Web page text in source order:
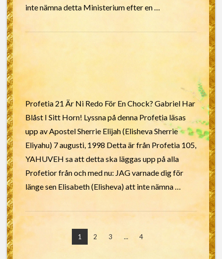
inte nämna detta Ministerium efter en …
Profetia 21 Är Ni Redo För En Chock? Gabriel Har
Blåst I Sitt Horn! Lyssna på denna Profetia läsas
upp av Apostel Sherrie Elijah (Elisheva Sherrie
Eliyahu) 7 augusti, 1998 Detta är från Profetia 105,
YAHUVEH sa att detta ska läggas upp på alla
Profetior från och med nu: JAG varnade dig för
länge sen Elisabeth (Elisheva) att inte nämna …
1 2 3 ... 4